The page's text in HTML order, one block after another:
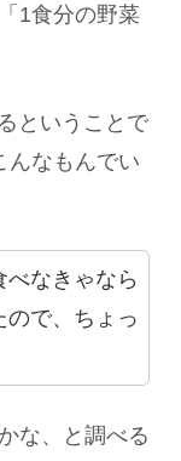
1食分の野菜
ということで
んなもんでい
べなきゃなら
ので、ちょっ
な、と調べる